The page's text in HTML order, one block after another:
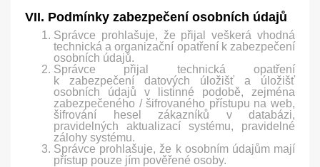
VII. Podmínky zabezpečení osobních údajů
Správce prohlašuje, že přijal veškerá vhodná
technická a organizační opatření k zabezpečení
osobních údajů.
Správce přijal technická opatření
k zabezpečení datových úložišť a úložišť
osobních údajů v listinné podobě, zejména
zabezpečeného / šifrovaného přístupu na web,
šifrování hesel zákazníků v databázi,
pravidelných aktualizací systému, pravidelné
zálohy systému.
Správce prohlašuje, že k osobním údajům mají
přístup pouze jím pověřené osoby.